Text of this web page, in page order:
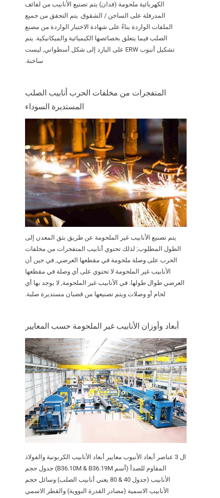
الكهربائية ملحومة (فدان) يتم تصنيع الأنابيب من لفائف
المدرفلة على الساخن / الشقوق. يتم التحقق من جميع
الملفات الواردة بناءً على شهادة الاختبار الواردة من مصنع
الصلب فيما يتعلق بخصائصها الكيميائية والميكانيكية. يتم
تشكيل أنبوب ERW على البارد إلى شكل أسطواني, ليست
ساخنة.
المتفجرات من مخلفات الحرب أنابيب الصلب
المستديرة السوداء
يتم تصنيع الأنابيب غير الملحومة عن طريق بثق المعدن إلى
الطول المطلوب; لذلك تحتوي أنابيب المتفجرات من مخلفات
الحرب على وصلة ملحومة في مقطعها العرضي, في حين أن
الأنابيب غير الملحومة لا تحتوي على أي وصلة في مقطعها
العرضي طوال طولها. في الأنابيب غير الملحومة, لا يوجد بها أي
لحام أو وصلات ويتم تصنيعها من قضبان مستديرة صلبة.
أبعاد وأوزان الأنابيب غير الملحومة حسب المعايير
ال 3 عناصر أبعاد الأنبوب معايير أبعاد الأنابيب الكربونية والفولاذ
المقاوم للصدأ (أسم B36.10M & B36.19M) جدول حجم
الأنابيب (جدول 40 & 80 يعني أنابيب الصلب) وسائل حجم
الأنابيب الاسمية (مصادر القدرة النووية) والقطر الاسمي